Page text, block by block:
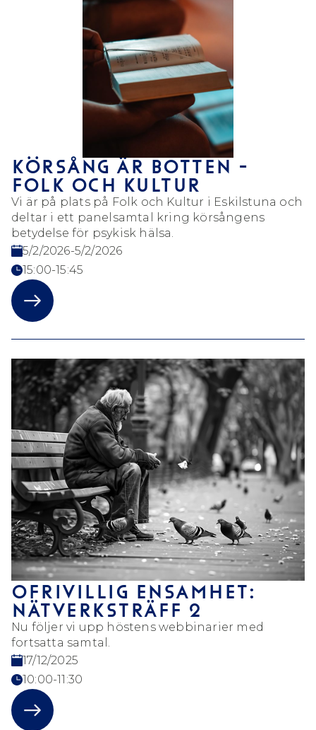
KÖRSÅNG ÄR BOTTEN -
FOLK OCH KULTUR
Vi är på plats på Folk och Kultur i Eskilstuna och
deltar i ett panelsamtal kring körsångens
betydelse för psykisk hälsa.
5/2/2026-5/2/2026
15:00-15:45
OFRIVILLIG ENSAMHET:
NÄTVERKSTRÄFF 2
Nu följer vi upp höstens webbinarier med
fortsatta samtal.
17/12/2025
10:00-11:30